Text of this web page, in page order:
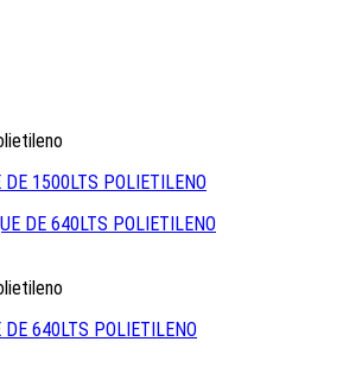
DE 1500LTS POLIETILENO
DE 640LTS POLIETILENO